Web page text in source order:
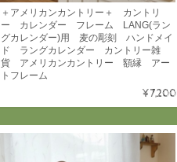
＋アメリカンカントリー＋ カントリ
ー カレンダー フレーム LANG(ラン
グカレンダー)用 麦の彫刻 ハンドメイ
ド ラングカレンダー カントリー雑
貨 アメリカンカントリー 額縁 アー
トフレーム
¥7,200